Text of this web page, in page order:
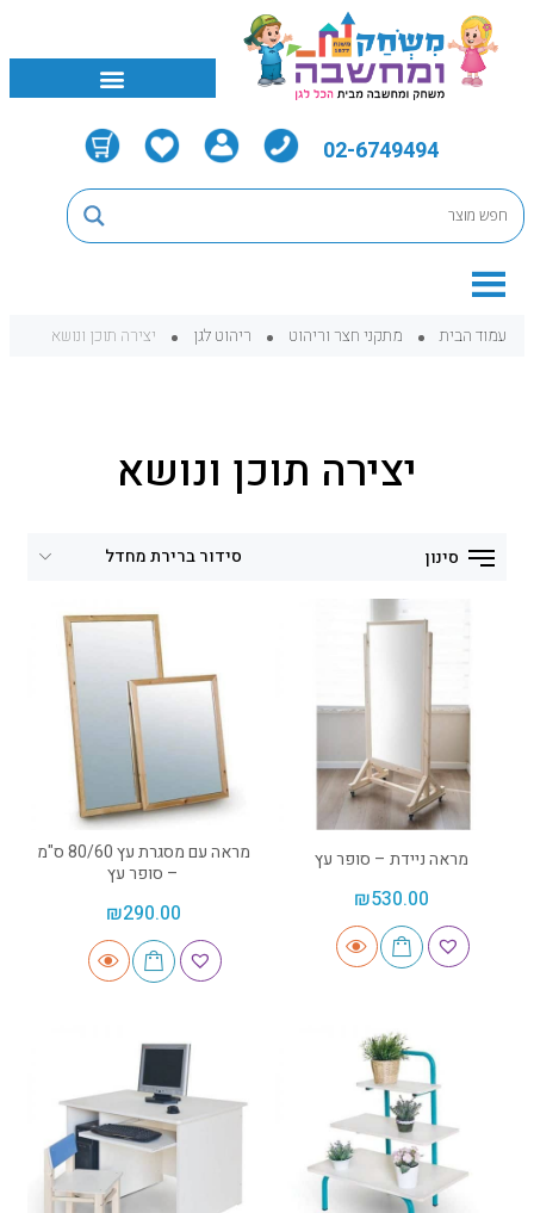
02-6749494
עמוד הבית מתקני חצר וריהוט ריהוט לגן יצירה תוכן ונושא
יצירה תוכן ונושא
סינון
מראה ניידת – סופר עץ
₪530.00
מראה עם מסגרת עץ 80/60 ס"מ
– סופר עץ
₪290.00